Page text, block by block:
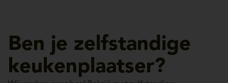
Ben je zelfstandige
keukenplaatser?